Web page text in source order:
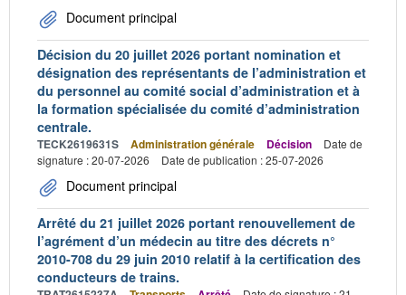
Document principal
Décision du 20 juillet 2026 portant nomination et
désignation des représentants de l’administration et
du personnel au comité social d’administration et à
la formation spécialisée du comité d’administration
centrale.
TECK2619631S Administration générale Décision
Date de
signature : 20-07-2026
Date de publication : 25-07-2026
Document principal
Arrêté du 21 juillet 2026 portant renouvellement de
l’agrément d’un médecin au titre des décrets n°
2010-708 du 29 juin 2010 relatif à la certification des
conducteurs de trains.